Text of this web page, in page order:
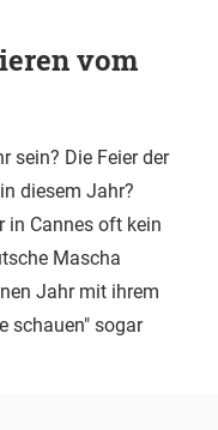
vom
sein? Die Feier der
diesem Jahr?
in Cannes oft kein
Mascha
Jahr mit ihrem
schauen" sogar